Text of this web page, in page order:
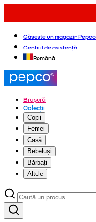
Găsește un magazin Pepco
Centrul de asistență
Română
Broșură
Colecții
Copii
Femei
Casă
Bebeluși
Bărbați
Altele